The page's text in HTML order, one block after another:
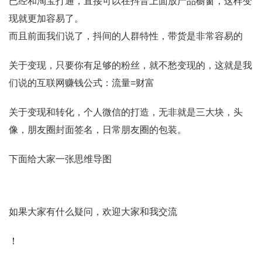
现就更加容易了。
而且前面我们说了，抖间的人群特性，带货是非常容易的
关于变现，只要你有足够的粉丝，就不愁变现的，这就是我
们说的互联网赚钱公式：流量=财富
关于变现和转化，个人微信的打造，无非就是三大块，头
像，朋友圈封面签名，日常朋友圈的包装。
下面给大家一张思维导图
如果大家有什么疑问，欢迎大家和我交流
！